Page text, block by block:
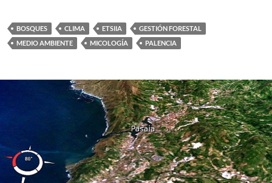
BOSQUES CLIMA ETSIIA
GESTIÓN FORESTAL
MEDIO AMBIENTE
MICOLOGÍA PALENCIA